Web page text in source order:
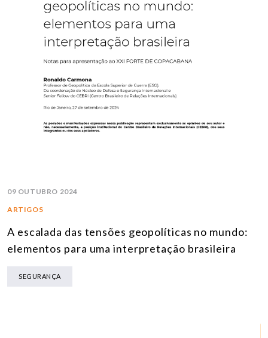
09 OUTUBRO 2024
ARTIGOS
A escalada das tensões geopolíticas no mundo:
elementos para uma interpretação brasileira
SEGURANÇA